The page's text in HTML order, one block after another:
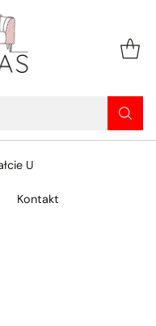
U
Kontakt